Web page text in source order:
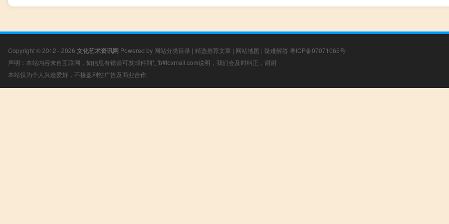
Copyright © 2012 - 2026 文化艺术资讯网 Powered by 网站分类目录 | 精选推荐文章 | 网站地图 | 疑难解答 粤ICP备07071065号
声明：本站内容来自互联网，如信息有错误可发邮件到f_fb#foxmail.com说明，我们会及时纠正，谢谢
本站仅为个人兴趣爱好，不接盈利性广告及商业合作